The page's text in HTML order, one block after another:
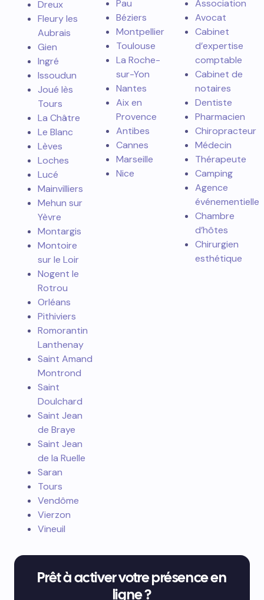
Dreux
Fleury les
Aubrais
Gien
Ingré
Issoudun
Joué lès
Tours
La Châtre
Le Blanc
Lèves
Loches
Lucé
Mainvilliers
Mehun sur
Yèvre
Montargis
Montoire
sur le Loir
Nogent le
Rotrou
Orléans
Pithiviers
Romorantin
Lanthenay
Saint Amand
Montrond
Saint
Doulchard
Saint Jean
de Braye
Saint Jean
de la Ruelle
Saran
Tours
Vendôme
Vierzon
Vineuil
Pau
Béziers
Montpellier
Toulouse
La Roche-
sur-Yon
Nantes
Aix en
Provence
Antibes
Cannes
Marseille
Nice
Association
Avocat
Cabinet
d’expertise
comptable
Cabinet de
notaires
Dentiste
Pharmacien
Chiropracteur
Médecin
Thérapeute
Camping
Agence
événementielle
Chambre
d’hôtes
Chirurgien
esthétique
Prêt à activer votre présence en
ligne ?